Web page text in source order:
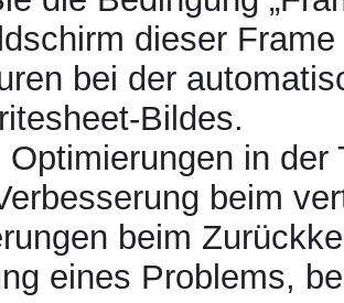
dieser
bei der
Bildes.
Optimierungen in
beim
beim
eines Problems,